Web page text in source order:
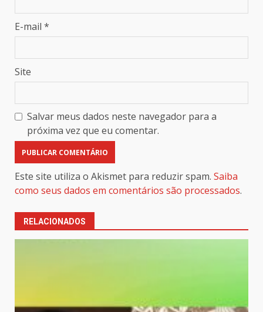
E-mail *
Site
Salvar meus dados neste navegador para a
próxima vez que eu comentar.
Este site utiliza o Akismet para reduzir spam. Saiba
como seus dados em comentários são processados.
RELACIONADOS